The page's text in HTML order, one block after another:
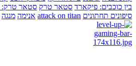
בין כוכבים: פיקארד סטאר טרק סטאר טרק:
סיפונים תחתונים attack on titan אנימה מנגה